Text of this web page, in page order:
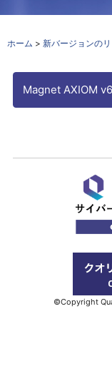
ホーム > 新バージョンの
Magnet AXIOM
©Copyright